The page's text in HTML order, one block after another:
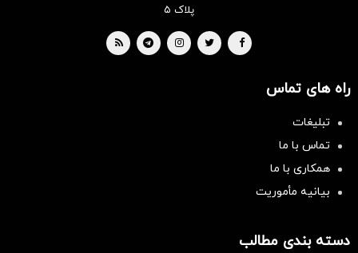
پلاک ۵
راه های تماس
تبلیغات
تماس با ما
همکاری با ما
بیانیه مأموریت
دسته بندی مطالب